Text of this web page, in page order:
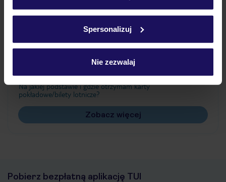
Szczegółowe informacje o plikach cookie znajdziesz
Spersonalizuj
Nie zezwalaj
Często zadawane pytania
Jak zmienić uczestników/osobę zgłaszającą?
Czy w Hotelu będzie przedstawiciel TUI?
Na jakiej podstawie i gdzie otrzymam karty
pokładowe/bilety lotnicze?
Zobacz więcej
Pobierz bezpłatną aplikację TUI